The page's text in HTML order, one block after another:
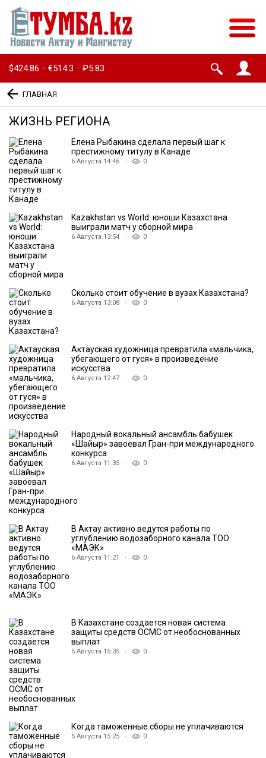
$424.86 · €514.3 · ₽5.83
ГЛАВНАЯ
ЖИЗНЬ РЕГИОНА
Елена Рыбакина сделала первый шаг к
престижному титулу в Канаде
6 Августа 14:46 · 0
Kazakhstan vs World: юноши Казахстана
выиграли матч у сборной мира
6 Августа 13:54 · 0
Cколько стоит обучение в вузах Казахстана?
6 Августа 13:08 · 0
Актауская художница превратила «мальчика,
убегающего от гуся» в произведение
искусства
6 Августа 12:47 · 0
Народный вокальный ансамбль бабушек
«Шайыр» завоевал Гран-при международного
конкурса
6 Августа 11:35 · 0
В Актау активно ведутся работы по
углублению водозаборного канала ТОО
«МАЭК»
6 Августа 11:21 · 0
В Казахстане создается новая система
защиты средств ОСМС от необоснованных
выплат
5 Августа 15:35 · 0
Когда таможенные сборы не уплачиваются
5 Августа 15:25 · 0